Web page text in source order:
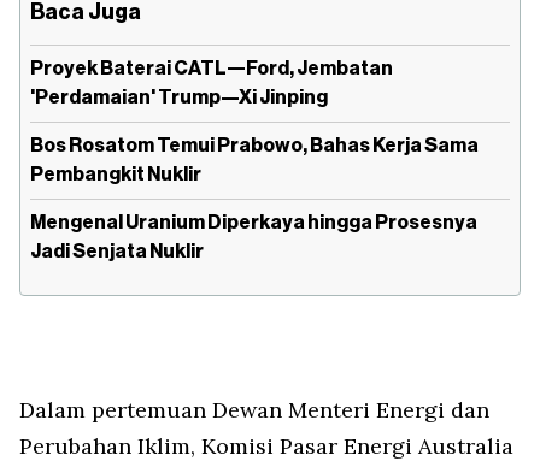
Baca Juga
Proyek Baterai CATL—Ford, Jembatan
'Perdamaian' Trump—Xi Jinping
Bos Rosatom Temui Prabowo, Bahas Kerja Sama
Pembangkit Nuklir
Mengenal Uranium Diperkaya hingga Prosesnya
Jadi Senjata Nuklir
Dalam pertemuan Dewan Menteri Energi dan
Perubahan Iklim, Komisi Pasar Energi Australia